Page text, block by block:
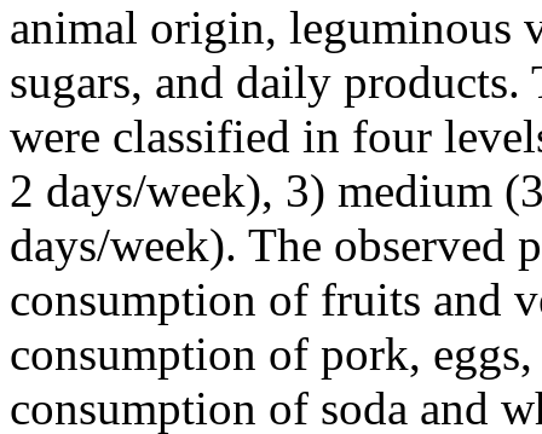
animal origin, leguminous
sugars, and daily
were classified in four
2 days/week), 3) medium
days/week). The observed
consumption of fruits and
consumption of pork,
consumption of soda and